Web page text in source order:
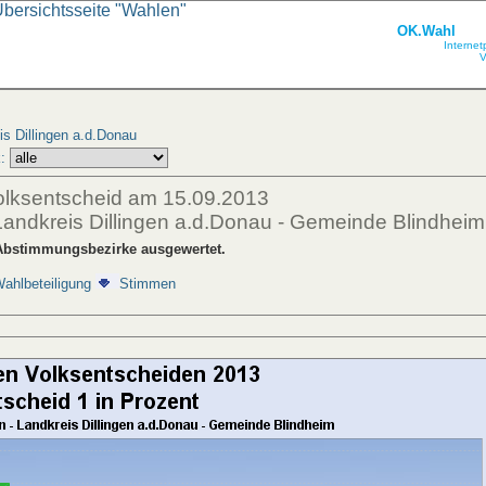
OK.Wahl
"Wahlen"
Dillingen a.d.Donau
am 15.09.2013
Dillingen a.d.Donau - Gemeinde Blindheim
ausgewertet.
Stimmen